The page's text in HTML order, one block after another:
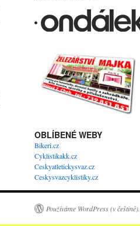
OBLÍBENÉ WEBY
Bikeri.cz
Cyklistikakk.cz
Ceskyatletickysvaz.cz
Ceskysvazcyklistiky.cz
Používáme WordPress (v češtině).